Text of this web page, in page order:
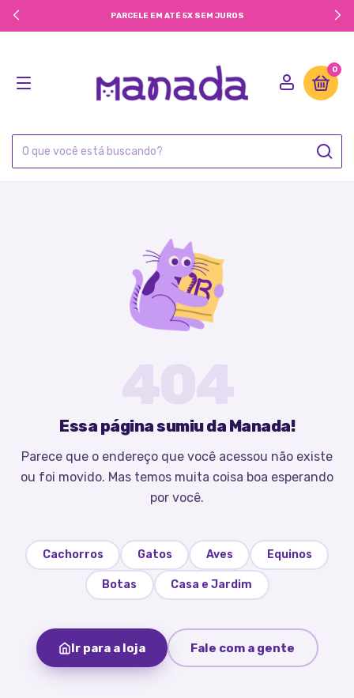
PARCELE EM ATÉ 5X SEM JUROS
0
Essa página sumiu da Manada!
Parece que o endereço que você acessou não existe
ou foi movido. Mas temos muita coisa boa esperando
por você.
Cachorros Gatos Aves Equinos
Botas Casa e Jardim
Ir para a loja Fale com a gente